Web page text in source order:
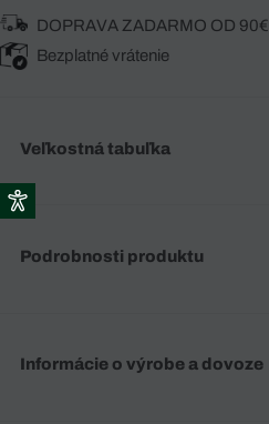
DOPRAVA ZADARMO OD 90€
Bezplatné vrátenie
Veľkostná tabuľka
Podrobnosti produktu
Informácie o výrobe a dovoze